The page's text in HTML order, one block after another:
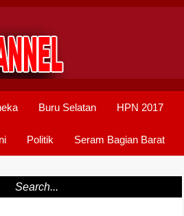
Buru Selatan HPN 2017
Politik Seram Bagian Barat